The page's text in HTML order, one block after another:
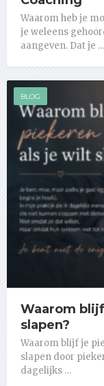
Waarom heb je
je weleens
aangeven. Dat je …
BLOG
Waarom
slapen?
Waarom blijf je
slapen door
dagelijks …